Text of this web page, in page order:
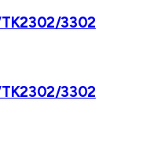
TK2302/3302
TK2302/3302